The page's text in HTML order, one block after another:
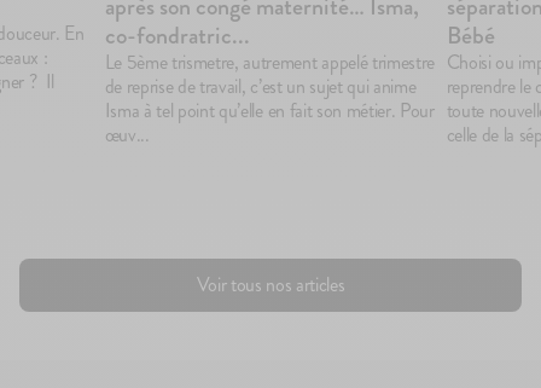
En
:
? Il
co-fondratric...
Le 5ème trismetre, autrement appelé trimestre
de reprise de travail, c’est un sujet qui anime
Isma à tel point qu’elle en fait son métier. Pour
œuv...
Bébé
Choisi ou
reprendre le
toute
celle de la
Voir tous nos articles